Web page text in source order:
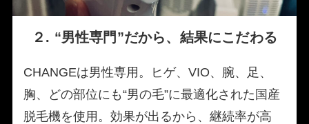
２. “男性専門”だから、結果にこだわる
CHANGEは男性専用。ヒゲ、VIO、腕、足、
胸、どの部位にも“男の毛”に最適化された国産
脱毛機を使用。効果が出るから、継続率が高